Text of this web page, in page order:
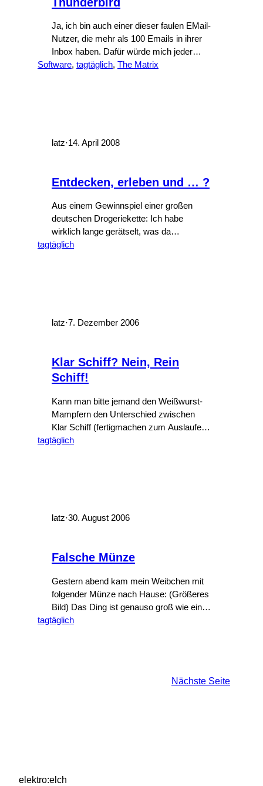
Ja, ich bin auch einer dieser faulen EMail-
Nutzer, die mehr als 100 Emails in ihrer
Inbox haben. Dafür würde mich jeder
GTD-Guru umbringen. Das man damit
Software, tagtäglich, The Matrix
latz·14. April 2008
Entdecken, erleben und … ?
Aus einem Gewinnspiel einer großen
deutschen Drogeriekette: Ich habe
wirklich lange gerätselt, was da
tatsächlich eingesetzt werden soll, denn
einer anderen großen deutschen…
tagtäglich
latz·7. Dezember 2006
Klar Schiff? Nein, Rein
Schiff!
Kann man bitte jemand den Weißwurst-
Mampfern den Unterschied zwischen
Klar Schiff (fertigmachen zum Auslaufen)
und Rein Schiff (saubermachen)
tagtäglich
latz·30. August 2006
Falsche Münze
Gestern abend kam mein Weibchen mit
folgender Münze nach Hause: (Größeres
Bild) Das Ding ist genauso groß wie eine
2-Euro-Münze und wiegt auch exakt 9
Weiß jemand Genaueres? Update: Meine
tagtäglich
Nächste Seite
elektro:elch